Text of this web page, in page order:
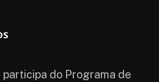
participa do Programa de